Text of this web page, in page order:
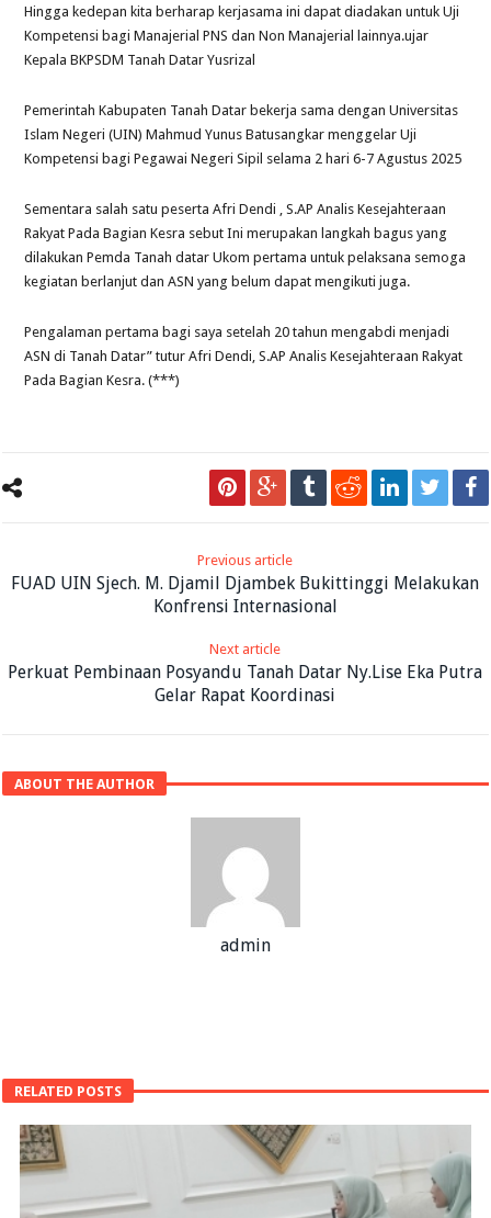
Hingga kedepan kita berharap kerjasama ini dapat diadakan untuk Uji
Kompetensi bagi Manajerial PNS dan Non Manajerial lainnya.ujar
Kepala BKPSDM Tanah Datar Yusrizal
Pemerintah Kabupaten Tanah Datar bekerja sama dengan Universitas
Islam Negeri (UIN) Mahmud Yunus Batusangkar menggelar Uji
Kompetensi bagi Pegawai Negeri Sipil selama 2 hari 6-7 Agustus 2025
Sementara salah satu peserta Afri Dendi , S.AP Analis Kesejahteraan
Rakyat Pada Bagian Kesra sebut Ini merupakan langkah bagus yang
dilakukan Pemda Tanah datar Ukom pertama untuk pelaksana semoga
kegiatan berlanjut dan ASN yang belum dapat mengikuti juga.
Pengalaman pertama bagi saya setelah 20 tahun mengabdi menjadi
ASN di Tanah Datar” tutur Afri Dendi, S.AP Analis Kesejahteraan Rakyat
Pada Bagian Kesra. (***)
Previous article
FUAD UIN Sjech. M. Djamil Djambek Bukittinggi Melakukan
Konfrensi Internasional
Next article
Perkuat Pembinaan Posyandu Tanah Datar Ny.Lise Eka Putra
Gelar Rapat Koordinasi
ABOUT THE AUTHOR
admin
RELATED POSTS